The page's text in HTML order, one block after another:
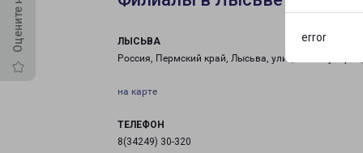
error
ЛЫСЬВА
Россия, Пермский край, Лысьва, улица Коммунаров,
на карте
ТЕЛЕФОН
8(34249) 30-320